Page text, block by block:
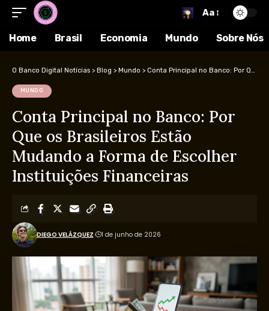
Aa
Home Brasil Economia Mundo Sobre Nós
O Banco Digital Notícias > Blog > Mundo > Conta Principal no Banco: Por Que os Brasileiros Estão Mudando a Forma de Escolher Instituições Financeiras
MUNDO
Conta Principal no Banco: Por
Que os Brasileiros Estão
Mudando a Forma de Escolher
Instituições Financeiras
DIEGO VELÁZQUEZ 1 de junho de 2026